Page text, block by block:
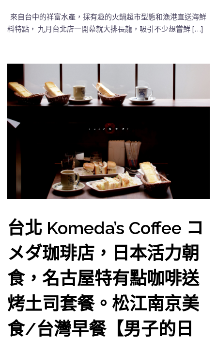
來自台中的祥富水產，採有趣的火鍋超市型態和漁港直送海鮮
料特點， 九月台北店一開幕就大排長龍，吸引不少想嘗鮮 […]
台北 Komeda’s Coffee コ
メダ珈琲店，日本活力朝
食，名古屋特有點咖啡送
烤土司套餐。松江南京美
食/台灣早餐【男子的日